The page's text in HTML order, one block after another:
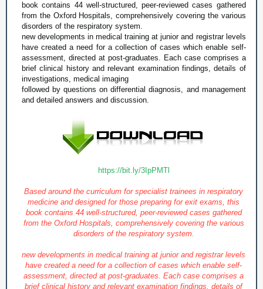
book contains 44 well-structured, peer-reviewed cases gathered
from the Oxford Hospitals, comprehensively covering the various
disorders of the respiratory system.
new developments in medical training at junior and registrar levels
have created a need for a collection of cases which enable self-
assessment, directed at post-graduates. Each case comprises a
brief clinical history and relevant examination findings, details of
investigations, medical imaging
followed by questions on differential diagnosis, and management
and detailed answers and discussion.
https://bit.ly/3IpPMTl
Based around the curriculum for specialist trainees in respiratory
medicine and designed for those preparing for exit exams, this
book contains 44 well-structured, peer-reviewed cases gathered
from the Oxford Hospitals, comprehensively covering the various
disorders of the respiratory system.
new developments in medical training at junior and registrar levels
have created a need for a collection of cases which enable self-
assessment, directed at post-graduates. Each case comprises a
brief clinical history and relevant examination findings, details of